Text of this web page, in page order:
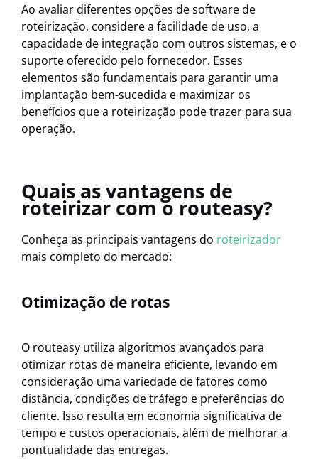
Ao avaliar diferentes opções de software de
roteirização, considere a facilidade de uso, a
capacidade de integração com outros sistemas, e o
suporte oferecido pelo fornecedor. Esses
elementos são fundamentais para garantir uma
implantação bem-sucedida e maximizar os
benefícios que a roteirização pode trazer para sua
operação.
Quais as vantagens de
roteirizar com o routeasy?
Conheça as principais vantagens do roteirizador
mais completo do mercado:
Otimização de rotas
O routeasy utiliza algoritmos avançados para
otimizar rotas de maneira eficiente, levando em
consideração uma variedade de fatores como
distância, condições de tráfego e preferências do
cliente. Isso resulta em economia significativa de
tempo e custos operacionais, além de melhorar a
pontualidade das entregas.